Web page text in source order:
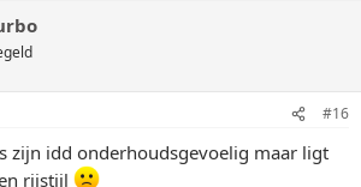
#16
zijn idd onderhoudsgevoelig maar ligt
rijstijl